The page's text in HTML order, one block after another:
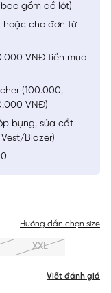
Viết đánh giá
Hướng dẫn chọn size
XXL
gồm đồ lót)
hoặc cho đơn từ
VNĐ tiền mua
(100.000,
VNĐ)
bụng, sửa cắt
Blazer)